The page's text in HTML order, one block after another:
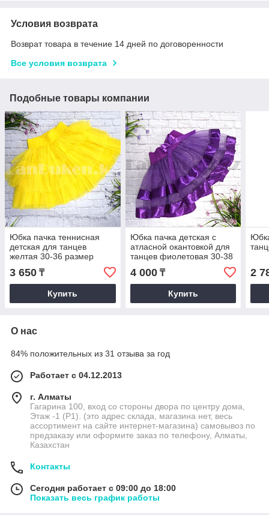
Условия возврата
Возврат товара в течение 14 дней по договоренности
Все условия возврата
Подобные товары компании
Юбка пачка теннисная
детская для танцев
желтая 30-36 размер
3 650 ₸
Купить
Юбка пачка детская с
атласной окантовкой для
танцев фиолетовая 30-38
4 000₸
Купить
2
О нас
84% положительных из 31 отзыва за год
Работает с 04.12.2013
г. Алматы
Гагарина 100, вход со стороны двора по центру дома,
Этаж -1 (P1). (это адрес склада, магазина нет, весь
ассортимент на сайте интернет-магазина) самовывоз по
предзаказу или оформите заказ по телефону, Алматы,
Казахстан
Контакты
Сегодня работает с 09:00 до 18:00
Показать весь график работы